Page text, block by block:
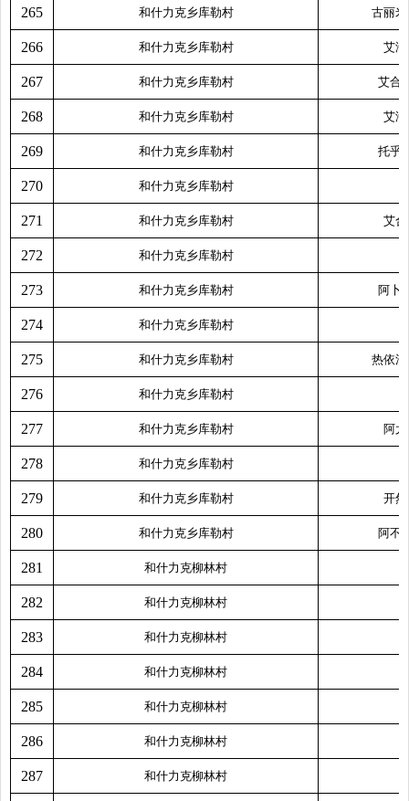
265 和什力克乡库勒村 古丽米
266 和什力克乡库勒村 艾海
267 和什力克乡库勒村 艾合
268 和什力克乡库勒村 艾海
269 和什力克乡库勒村 托乎
270 和什力克乡库勒村
271 和什力克乡库勒村 艾合
272 和什力克乡库勒村
273 和什力克乡库勒村 阿卜
274 和什力克乡库勒村
275 和什力克乡库勒村 热依汗
276 和什力克乡库勒村
277 和什力克乡库勒村 阿尤
278 和什力克乡库勒村
279 和什力克乡库勒村 开然
280 和什力克乡库勒村 阿不
281 和什力克柳林村
282 和什力克柳林村
283 和什力克柳林村
284 和什力克柳林村
285 和什力克柳林村
286 和什力克柳林村
287 和什力克柳林村